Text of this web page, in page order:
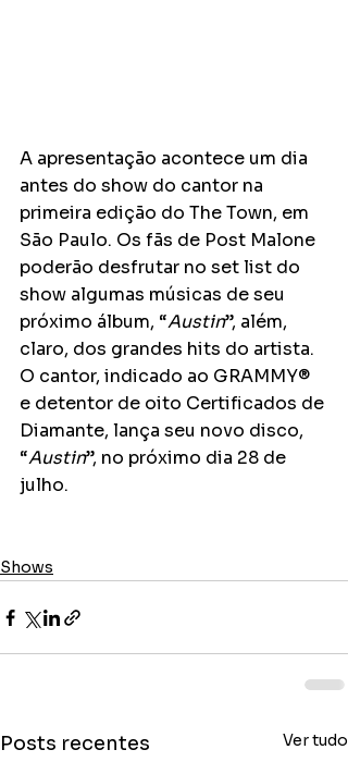
A apresentação acontece um dia
antes do show do cantor na
primeira edição do The Town, em
São Paulo. Os fãs de Post Malone
poderão desfrutar no set list do
show algumas músicas de seu
próximo álbum, “Austin”, além,
claro, dos grandes hits do artista.
O cantor, indicado ao GRAMMY®
e detentor de oito Certificados de
Diamante, lança seu novo disco,
“Austin”, no próximo dia 28 de
julho.
Shows
Posts recentes Ver tudo